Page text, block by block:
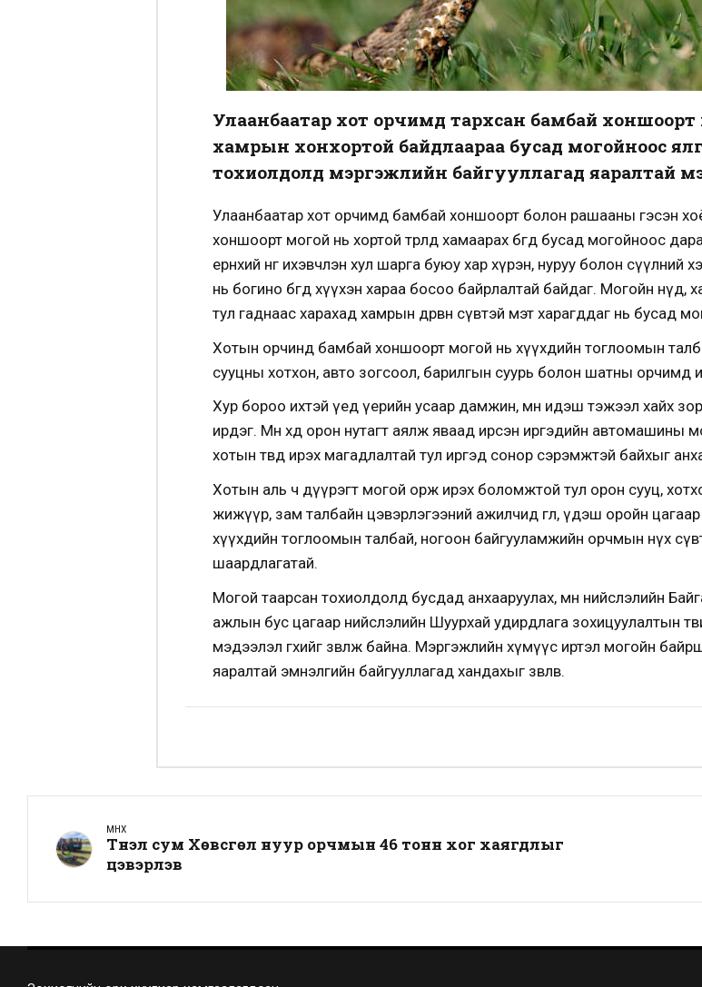
Улаанбаатар хот орчимд тархсан бамбай хоншоорт
хамрын хонхортой байдлаараа бусад могойноос
тохиолдолд мэргэжлийн байгууллагад яаралтай
Улаанбаатар хот орчимд бамбай хоншоорт болон рашааны гэсэн
хоншоорт могой нь хортой төрөлд хамаарах бөгөөд бусад могойноос
ерөнхий өнгө ихэвчлэн хул шарга буюу хар хүрэн, нуруу болон сүүлний
нь богино бөгөөд хүүхэн хараа босоо байрлалтай байдаг. Могойн
тул гаднаас харахад хамрын дөрвөн сүвтэй мэт харагддаг нь бусад
Хотын орчинд бамбай хоншоорт могой нь хүүхдийн тоглоомын
сууцны хотхон, авто зогсоол, барилгын суурь болон шатны орчимд
Хур бороо ихтэй үед үерийн усаар дамжин, мөн идэш тэжээл хайх
ирдэг. Мөн хөдөө орон нутагт аялж яваад ирсэн иргэдийн
хотын төвд ирэх магадлалтай тул иргэд сонор сэрэмжтэй байхыг
Хотын аль ч дүүрэгт могой орж ирэх боломжтой тул орон сууц,
жижүүр, зам талбайн цэвэрлэгээний ажилчид өглөө, үдэш оройн
хүүхдийн тоглоомын талбай, ногоон байгууламжийн орчмын нүх
шаардлагатай.
Могой таарсан тохиолдолд бусдад анхааруулах, мөн нийслэлийн
ажлын бус цагаар нийслэлийн Шуурхай удирдлага зохицуулалтын
мэдээлэл өгөхийг зөвлөж байна. Мэргэжлийн хүмүүс иртэл могойн
яаралтай эмнэлгийн байгууллагад хандахыг зөвлөв.
ӨМНӨХ
Түнэл сум Хөвсгөл нуур орчмын 46 тонн хог хаягдлыг
цэвэрлэв